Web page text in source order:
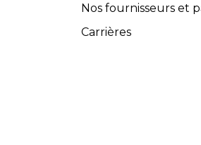
Nos fournisseurs et
Carrières